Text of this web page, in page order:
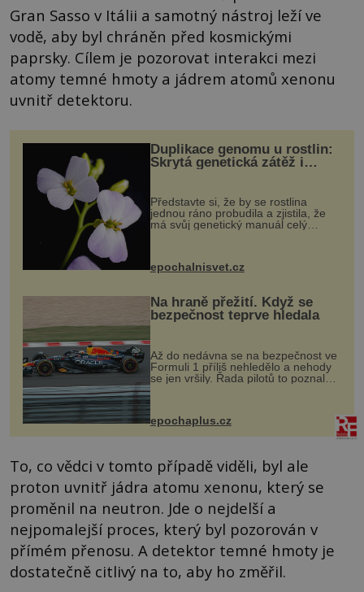
Gran Sasso v Itálii a samotný nástroj leží ve
vodě, aby byl chráněn před kosmickými
paprsky. Cílem je pozorovat interakci mezi
atomy temné hmoty a jádrem atomů xenonu
uvnitř detektoru.
Duplikace genomu u rostlin:
Skrytá genetická zátěž i
Představte si, že by se rostlina
jednou ráno probudila a zjistila, že
má svůj genetický manuál celý
vstupenka...
epochalnisvet.cz
Na hraně přežití. Když se
bezpečnost teprve hledala
Až do nedávna se na bezpečnost ve
Formuli 1 příliš nehledělo a nehody
se jen vršily. Řada pilotů to poznala
na vlastní kůži, často s trvalými
následky nebo bohužel i ztrátou
života. Dnes nepochopiteln...
epochaplus.cz
To, co vědci v tomto případě viděli, byl ale
proton uvnitř jádra atomu xenonu, který se
proměnil na neutron. Jde o nejdelší a
nejpomalejší proces, který byl pozorován v
přímém přenosu. A detektor temné hmoty je
dostatečně citlivý na to, aby ho změřil.